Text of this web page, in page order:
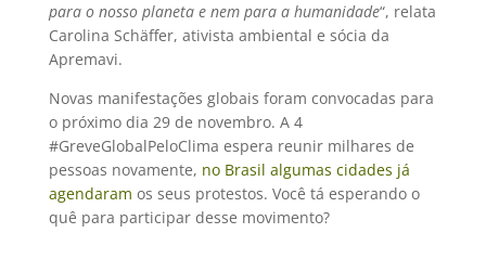
para o nosso planeta e nem para a humanidade“, relata
Carolina Schäffer, ativista ambiental e sócia da
Apremavi.
Novas manifestações globais foram convocadas para
o próximo dia 29 de novembro. A 4
#GreveGlobalPeloClima espera reunir milhares de
pessoas novamente, no Brasil algumas cidades já
agendaram os seus protestos. Você tá esperando o
quê para participar desse movimento?